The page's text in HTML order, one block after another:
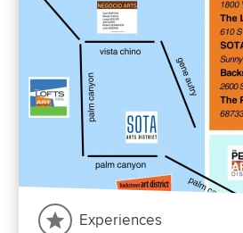
Experiences